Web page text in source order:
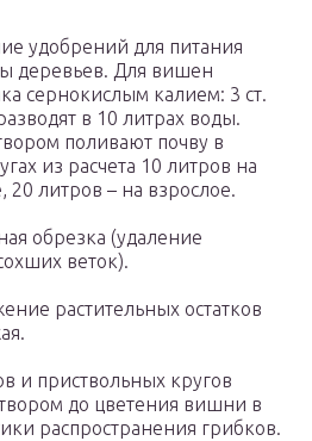
удобрений для питания
деревьев. Для вишен
сернокислым калием: 3 ст.
в 10 литрах воды.
поливают почву в
из расчета 10 литров на
20 литров – на взрослое.
обрезка (удаление
веток).
растительных остатков
и приствольных кругов
до цветения вишни в
распространения грибков.